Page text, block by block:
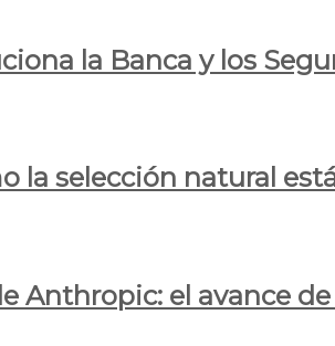
la Banca y los
la selección natural
Anthropic: el avance